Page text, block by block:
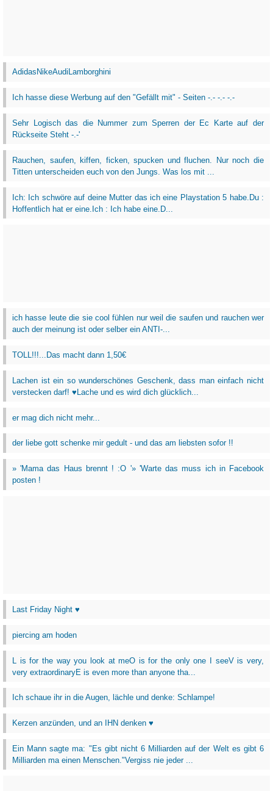
AdidasNikeAudiLamborghini
Ich hasse diese Werbung auf den "Gefällt mit" - Seiten -.- -.- -.-
Sehr Logisch das die Nummer zum Sperren der Ec Karte auf der
Rückseite Steht -.-'
Rauchen, saufen, kiffen, ficken, spucken und fluchen. Nur noch die
Titten unterscheiden euch von den Jungs. Was los mit ...
Ich: Ich schwöre auf deine Mutter das ich eine Playstation 5 habe.Du :
Hoffentlich hat er eine.Ich : Ich habe eine.D...
ich hasse leute die sie cool fühlen nur weil die saufen und rauchen wer
auch der meinung ist oder selber ein ANTI-...
TOLL!!!...Das macht dann 1,50€
Lachen ist ein so wunderschönes Geschenk, dass man einfach nicht
verstecken darf! ♥Lache und es wird dich glücklich...
er mag dich nicht mehr...
der liebe gott schenke mir gedult - und das am liebsten sofor !!
» 'Mama das Haus brennt ! :O '» 'Warte das muss ich in Facebook
posten !
Last Friday Night ♥
piercing am hoden
L is for the way you look at meO is for the only one I seeV is very,
very extraordinaryE is even more than anyone tha...
Ich schaue ihr in die Augen, lächle und denke: Schlampe!
Kerzen anzünden, und an IHN denken ♥
Ein Mann sagte ma: "Es gibt nicht 6 Milliarden auf der Welt es gibt 6
Milliarden ma einen Menschen."Vergiss nie jeder ...